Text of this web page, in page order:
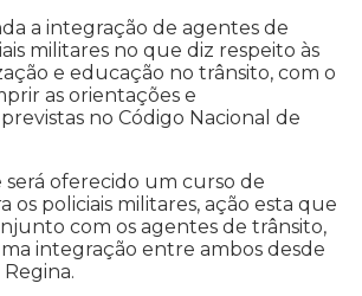
a integração de agentes de
militares no que diz respeito às
e educação no trânsito, com o
as orientações e
no Código Nacional de
será oferecido um curso de
os policiais militares, ação esta que
com os agentes de trânsito,
integração entre ambos desde